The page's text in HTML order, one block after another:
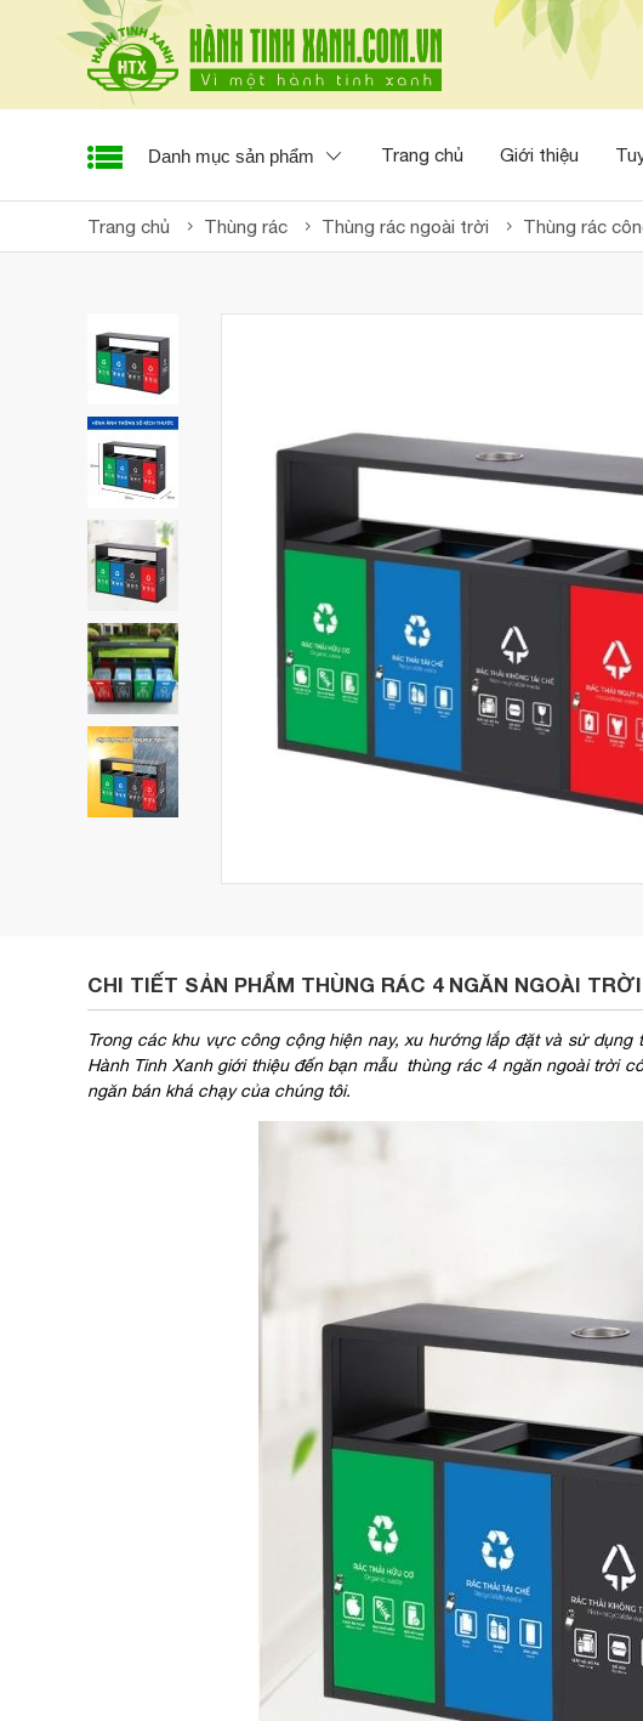
Danh mục sản phẩm Trang chủ Giới thiệu
Trang chủ Thùng rác Thùng rác ngoài trời Thùng rác
CHI TIẾT SẢN PHẨM THÙNG RÁC 4 NGĂN NGOÀI
Trong các khu vực công cộng hiện nay, xu hướng lắp đặt và sử
Hành Tinh Xanh giới thiệu đến bạn mẫu thùng rác 4 ngăn ngoài trời
ngăn bán khá chạy của chúng tôi.